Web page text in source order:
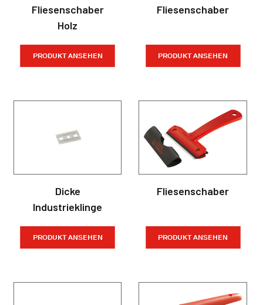
Fliesenschaber
Holz
PRODUKT ANSEHEN
Fliesenschaber
PRODUKT ANSEHEN
Dicke
Industrieklinge
PRODUKT ANSEHEN
Fliesenschaber
PRODUKT ANSEHEN